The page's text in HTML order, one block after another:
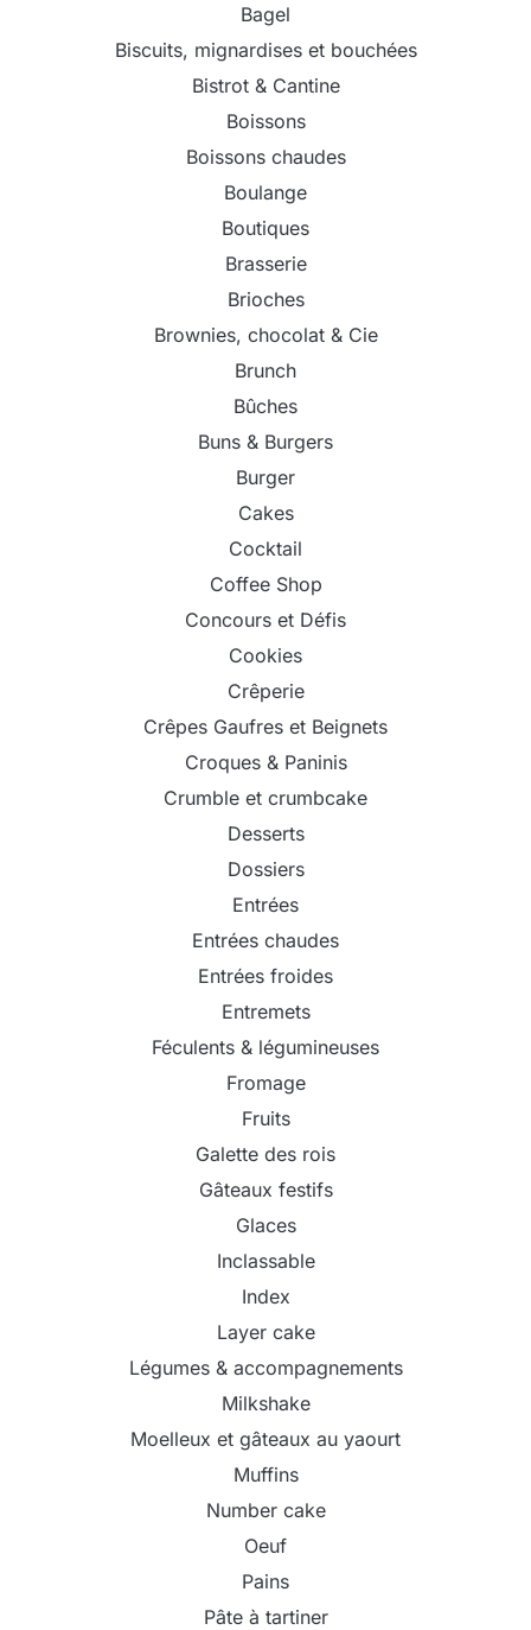
Bagel
Biscuits, mignardises et bouchées
Bistrot & Cantine
Boissons
Boissons chaudes
Boulange
Boutiques
Brasserie
Brioches
Brownies, chocolat & Cie
Brunch
Bûches
Buns & Burgers
Burger
Cakes
Cocktail
Coffee Shop
Concours et Défis
Cookies
Crêperie
Crêpes Gaufres et Beignets
Croques & Paninis
Crumble et crumbcake
Desserts
Dossiers
Entrées
Entrées chaudes
Entrées froides
Entremets
Féculents & légumineuses
Fromage
Fruits
Galette des rois
Gâteaux festifs
Glaces
Inclassable
Index
Layer cake
Légumes & accompagnements
Milkshake
Moelleux et gâteaux au yaourt
Muffins
Number cake
Oeuf
Pains
Pâte à tartiner